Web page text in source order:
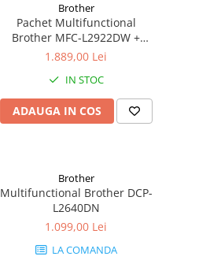
Brother
Pachet Multifunctional
Brother MFC-L2922DW +
Cartus TN-2590XXL 5000
1.889,00 Lei
IN STOC
ADAUGA IN COS
Brother
Multifunctional Brother DCP-
L2640DN
1.099,00 Lei
LA COMANDA